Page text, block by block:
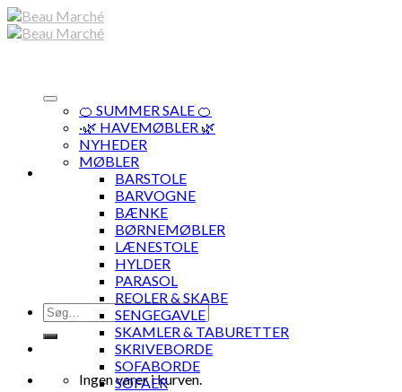
Skip
to
Søg
efter:
Ingen varer i kurven.
🍊 SUMMER SALE 🍊
·🌿 HAVEMØBLER 🌿
NYHEDER
MØBLER
BARSTOLE
BARVOGNE
BÆNKE
BØRNEMØBLER
LÆNESTOLE
HYLDER
PARASOL
REOLER & SKABE
SENGEGAVLE
SKAMLER & TABURETTER
SKRIVEBORDE
SOFABORDE
SOFAER